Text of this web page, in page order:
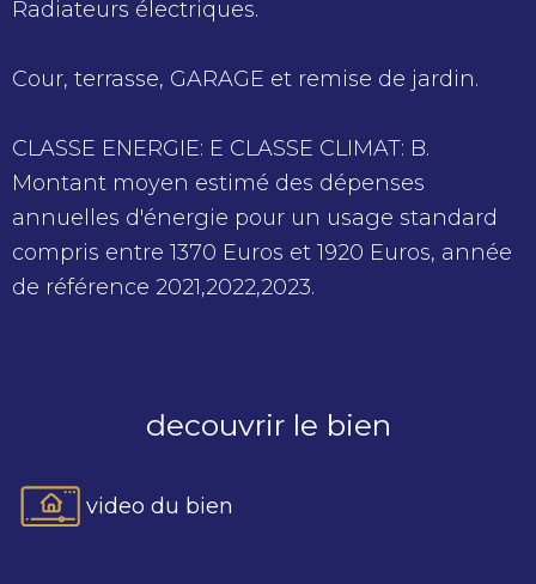
Radiateurs électriques.
Cour, terrasse, GARAGE et remise de jardin.
CLASSE ENERGIE: E CLASSE CLIMAT: B.
Montant moyen estimé des dépenses
annuelles d'énergie pour un usage standard
compris entre 1370 Euros et 1920 Euros, année
de référence 2021,2022,2023.
decouvrir le bien
video du bien